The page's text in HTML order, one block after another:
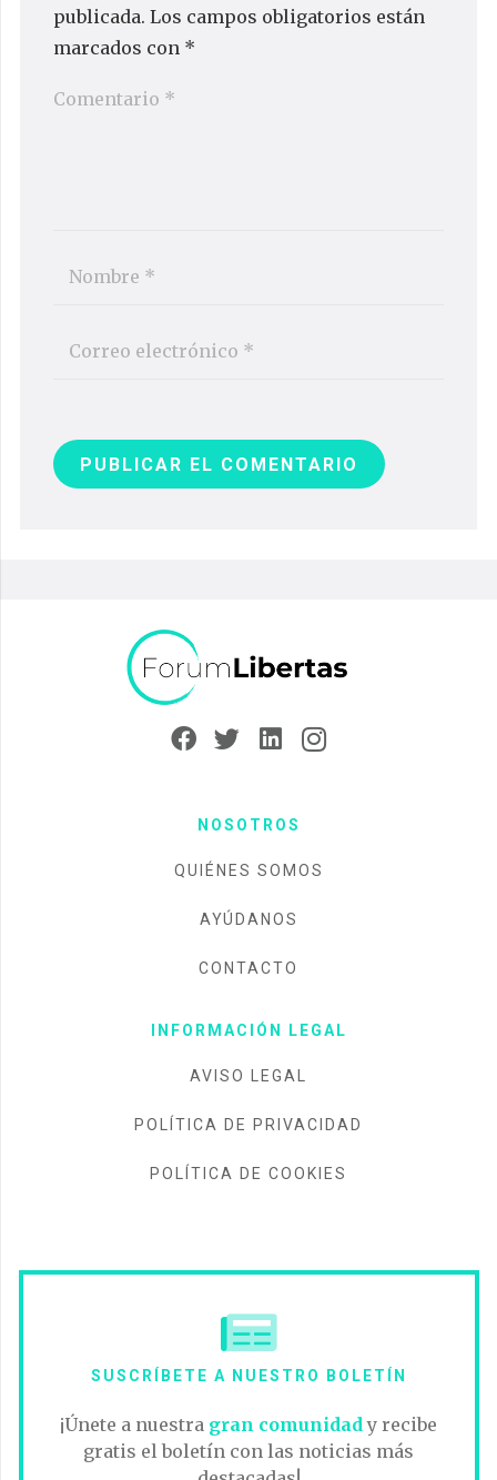
publicada. Los campos obligatorios están
marcados con *
PUBLICAR EL COMENTARIO
NOSOTROS
QUIÉNES SOMOS
AYÚDANOS
CONTACTO
INFORMACIÓN LEGAL
AVISO LEGAL
POLÍTICA DE PRIVACIDAD
POLÍTICA DE COOKIES
SUSCRÍBETE A NUESTRO BOLETÍN
¡Únete a nuestra gran comunidad y recibe
gratis el boletín con las noticias más